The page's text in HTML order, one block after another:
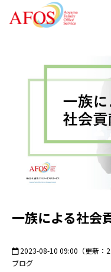
ファミ
一族による社会
2023-08-10 09:00 （更新：
ブログ